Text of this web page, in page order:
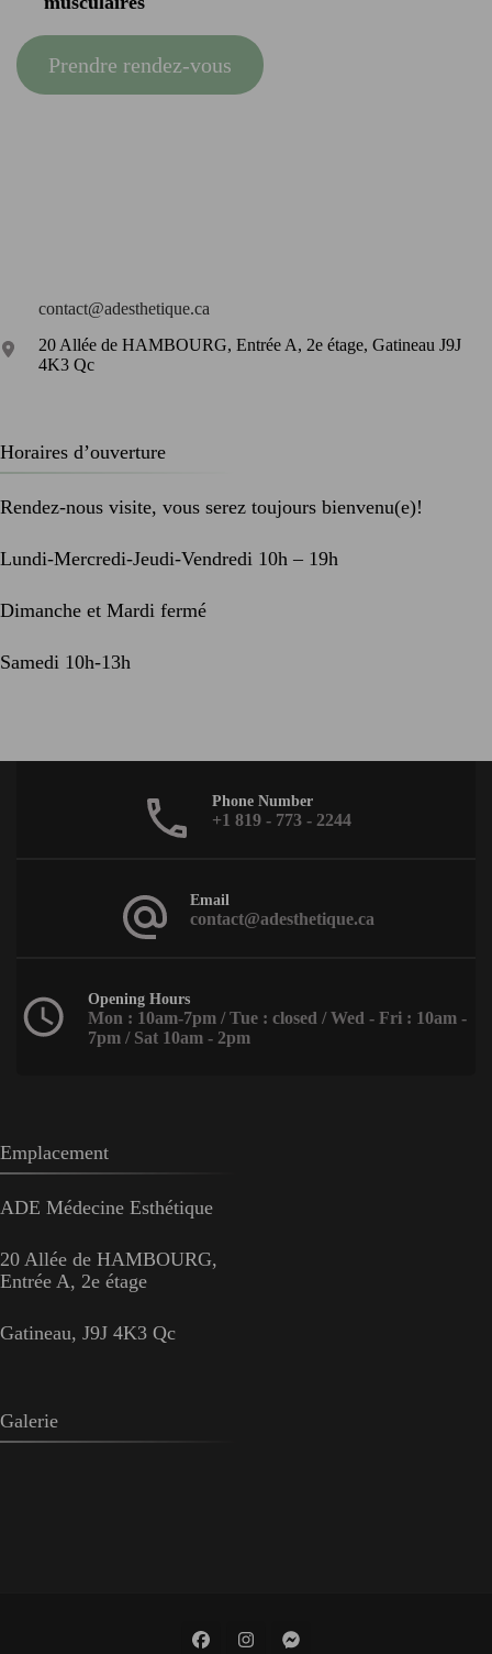
Prendre rendez-vous
contact@adesthetique.ca
20 Allée de HAMBOURG, Entrée A, 2e étage, Gatineau J9J
4K3 Qc
Horaires d’ouverture
Rendez-nous visite, vous serez toujours bienvenu(e)!
Lundi-Mercredi-Jeudi-Vendredi 10h – 19h
Dimanche et Mardi fermé
Samedi 10h-13h
Phone Number
+1 819 - 773 - 2244
Email
contact@adesthetique.ca
Opening Hours
Mon : 10am-7pm / Tue : closed / Wed - Fri : 10am -
7pm / Sat 10am - 2pm
Emplacement
ADE Médecine Esthétique
20 Allée de HAMBOURG,
Entrée A, 2e étage
Gatineau, J9J 4K3 Qc
Galerie